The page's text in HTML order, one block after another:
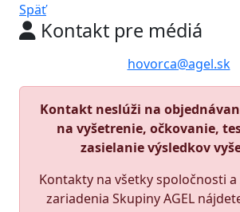
Späť
Kontakt pre médiá
hovorca@agel.sk
Kontakt neslúži na
na vyšetrenie, očkovanie,
zasielanie výsledkov
Kontakty na všetky spoločnosti
zariadenia Skupiny AGEL